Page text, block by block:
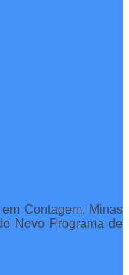
Contagem, Minas
Novo Programa de